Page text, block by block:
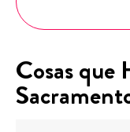
Cosas que